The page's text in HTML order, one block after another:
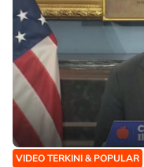
VIDEO TERKINI & POPULAR